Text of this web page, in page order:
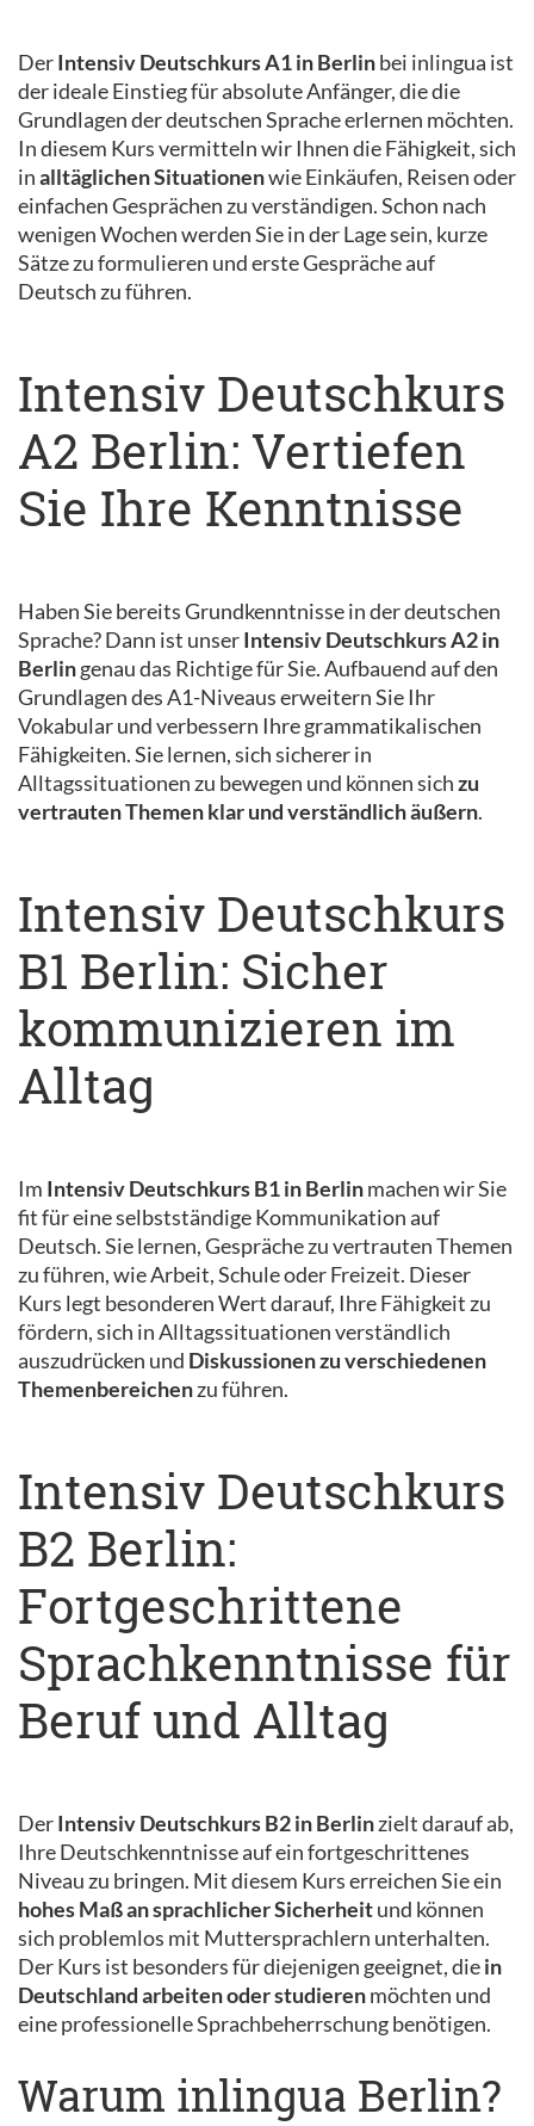
DerIntensiv Deutschkurs A1 in Berlinbei inlingua ist
der ideale Einstieg für absolute Anfänger, die die
Grundlagen der deutschen Sprache erlernen möchten.
In diesem Kurs vermitteln wir Ihnen die Fähigkeit, sich
inalltäglichen Situationenwie Einkäufen, Reisen oder
einfachen Gesprächen zu verständigen. Schon nach
wenigen Wochen werden Sie in der Lage sein, kurze
Sätze zu formulieren und erste Gespräche auf
Deutsch zu führen.
Intensiv Deutschkurs
A2 Berlin: Vertiefen
Sie Ihre Kenntnisse
Haben Sie bereits Grundkenntnisse in der deutschen
Sprache? Dann ist unserIntensiv Deutschkurs A2 in
Berlingenau das Richtige für Sie. Aufbauend auf den
Grundlagen des A1-Niveaus erweitern Sie Ihr
Vokabular und verbessern Ihre grammatikalischen
Fähigkeiten. Sie lernen, sich sicherer in
Alltagssituationen zu bewegen und können sichzu
vertrauten Themen klar und verständlich äußern.
Intensiv Deutschkurs
B1 Berlin: Sicher
kommunizieren im
Alltag
Im Intensiv Deutschkurs B1 in Berlinmachen wir Sie
fit für eine selbstständige Kommunikation auf
Deutsch. Sie lernen, Gespräche zu vertrauten Themen
zu führen, wie Arbeit, Schule oder Freizeit. Dieser
Kurs legt besonderen Wert darauf, Ihre Fähigkeit zu
fördern, sich in Alltagssituationen verständlich
auszudrücken und Diskussionen zu verschiedenen
Themenbereichenzu führen.
Intensiv Deutschkurs
B2 Berlin:
Fortgeschrittene
Sprachkenntnisse für
Beruf und Alltag
DerIntensiv Deutschkurs B2 in Berlinzielt darauf ab,
Ihre Deutschkenntnisse auf ein fortgeschrittenes
Niveau zu bringen. Mit diesem Kurs erreichen Sie ein
hohes Maß an sprachlicher Sicherheitund können
sich problemlos mit Muttersprachlern unterhalten.
Der Kurs ist besonders für diejenigen geeignet, diein
Deutschland arbeiten oder studierenmöchten und
eine professionelle Sprachbeherrschung benötigen.
Warum inlingua Berlin?